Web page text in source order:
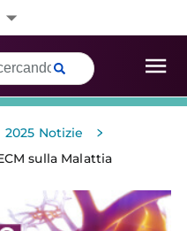
2025 Notizie >
sulla Malattia